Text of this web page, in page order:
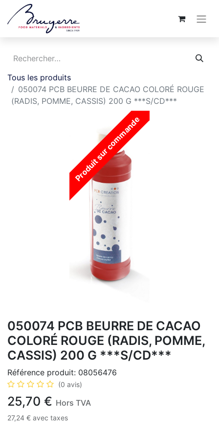
Tous les produits
050074 PCB BEURRE DE CACAO COLORÉ ROUGE
(RADIS, POMME, CASSIS) 200 G ***S/CD***
Produit sur commande
050074 PCB BEURRE DE CACAO
COLORÉ ROUGE (RADIS, POMME,
CASSIS) 200 G ***S/CD***
Référence produit: 08056476
(0 avis)
25,70 € Hors TVA
27,24 € avec taxes